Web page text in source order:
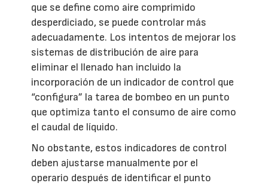
que se define como aire comprimido
desperdiciado, se puede controlar más
adecuadamente. Los intentos de mejorar los
sistemas de distribución de aire para
eliminar el llenado han incluido la
incorporación de un indicador de control que
“configura” la tarea de bombeo en un punto
que optimiza tanto el consumo de aire como
el caudal de líquido.
No obstante, estos indicadores de control
deben ajustarse manualmente por el
operario después de identificar el punto